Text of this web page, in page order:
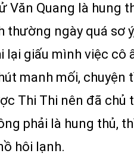
Văn Quang là hung
thường ngày quá
lại giấu mình việc
manh mối, chuyện
Thi Thi nên đã
phải là hung thủ,
hôi lạnh.